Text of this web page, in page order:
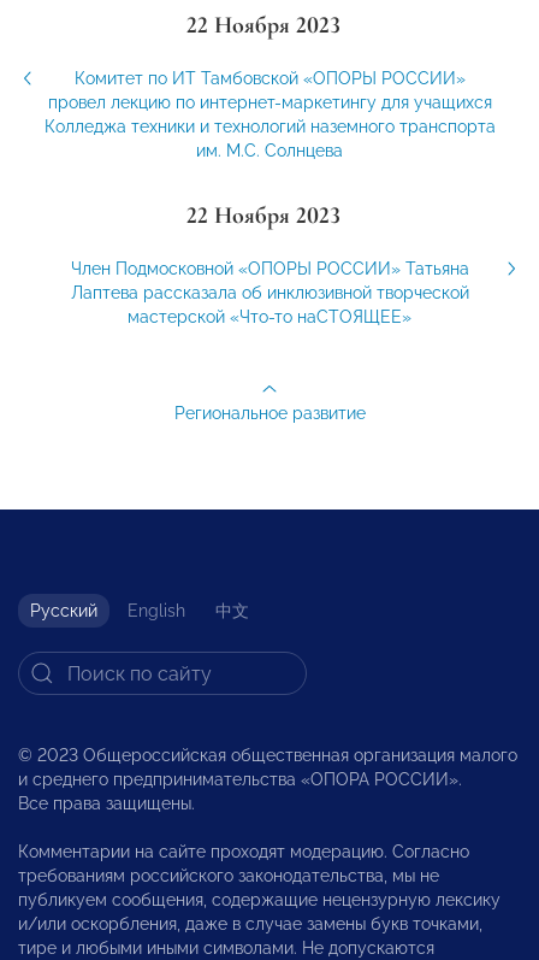
22 Ноября 2023
Комитет по ИТ Тамбовской «ОПОРЫ РОССИИ»
провел лекцию по интернет-маркетингу для учащихся
Колледжа техники и технологий наземного транспорта
им. М.С. Солнцева
22 Ноября 2023
Член Подмосковной «ОПОРЫ РОССИИ» Татьяна
Лаптева рассказала об инклюзивной творческой
мастерской «Что-то наСТОЯЩЕЕ»
Региональное развитие
Русский English 中文
© 2023 Общероссийская общественная организация малого
и среднего предпринимательства «ОПОРА РОССИИ».
Все права защищены.
Комментарии на сайте проходят модерацию. Согласно
требованиям российского законодательства, мы не
публикуем сообщения, содержащие нецензурную лексику
и/или оскорбления, даже в случае замены букв точками,
тире и любыми иными символами. Не допускаются